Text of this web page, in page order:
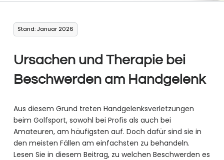
Stand: Januar 2026
Ursachen und Therapie bei
Beschwerden am Handgelenk
Aus diesem Grund treten Handgelenksverletzungen
beim Golfsport, sowohl bei Profis als auch bei
Amateuren, am häufigsten auf. Doch dafür sind sie in
den meisten Fällen am einfachsten zu behandeln.
Lesen Sie in diesem Beitrag, zu welchen Beschwerden es